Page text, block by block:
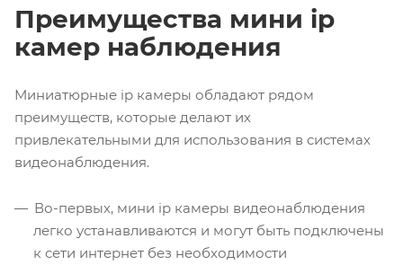
Преимущества мини ip
камер наблюдения
Миниатюрные ip камеры обладают рядом
преимуществ, которые делают их
привлекательными для использования в системах
видеонаблюдения.
Во-первых, мини ip камеры видеонаблюдения
легко устанавливаются и могут быть подключены
к сети интернет без необходимости